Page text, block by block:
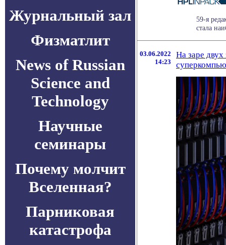
Журнальный зал
Физматлит
News of Russian
Science and
Technology
Научные
семинары
Почему молчит
Вселенная?
Парниковая
катастрофа
59-я
стала
03.06.2022
14:23
На заре